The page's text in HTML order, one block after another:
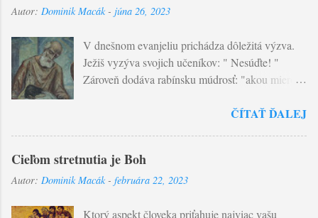
Autor: Dominik Macák - júna 26, 2023
V dnešnom evanjeliu prichádza dôležitá výzva.
Ježiš vyzýva svojich učeníkov: " Nesúďte! "
Zároveň dodáva rabínsku múdrosť: "akou mierou
Súdiť v tomto slova zmysle znamená posudzovať
úsudok je obmedzený v poznaní. Žiaden človek
nepozná srdce toho druhého. A nepozná ani
ČÍTAŤ ĎALEJ
Cieľom stretnutia je Boh
Autor: Dominik Macák - februára 22, 2023
Ktorý aspekt človeka priťahuje najviac vašu